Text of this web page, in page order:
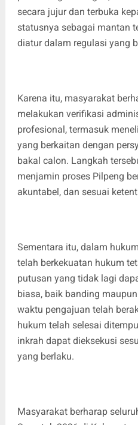
secara jujur dan terbuka
statusnya sebagai mantan
diatur dalam regulasi yang
Karena itu, masyarakat
melakukan verifikasi
profesional, termasuk
yang berkaitan dengan
bakal calon. Langkah
menjamin proses Pilpeng
akuntabel, dan sesuai
Sementara itu, dalam
telah berkekuatan hukum
putusan yang tidak lagi
biasa, baik banding
waktu pengajuan telah
hukum telah selesai
inkrah dapat dieksekusi
yang berlaku.
Masyarakat berharap